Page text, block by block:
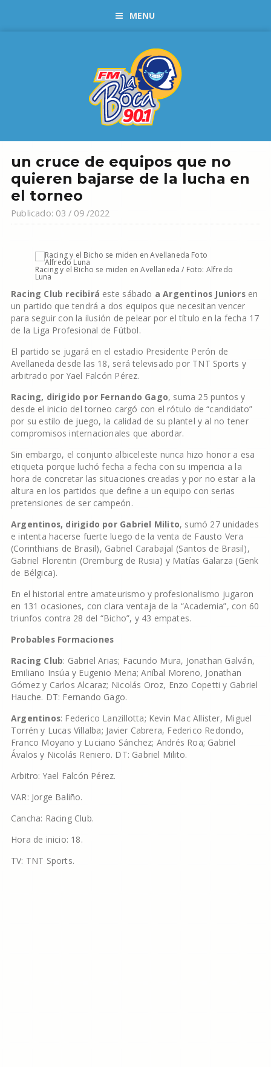
MENU
un cruce de equipos que no
quieren bajarse de la lucha en
el torneo
Publicado: 03 / 09 /2022
Racing y el Bicho se miden en Avellaneda / Foto: Alfredo
Luna
Racing Club recibirá este sábado a Argentinos Juniorsen
un partido que tendrá a dos equipos que necesitan vencer
para seguir con la ilusión de pelear por el título en la fecha 17
de la Liga Profesional de Fútbol.
El partido se jugará en el estadio Presidente Perón de
Avellaneda desde las 18, será televisado por TNT Sports y
arbitrado por Yael Falcón Pérez.
Racing, dirigido por Fernando Gago, suma 25 puntos y
desde el inicio del torneo cargó con el rótulo de “candidato”
por su estilo de juego, la calidad de su plantel y al no tener
compromisos internacionales que abordar.
Sin embargo, el conjunto albiceleste nunca hizo honor a esa
etiqueta porque luchó fecha a fecha con su impericia a la
hora de concretar las situaciones creadas y por no estar a la
altura en los partidos que define a un equipo con serias
pretensiones de ser campeón.
Argentinos, dirigido por Gabriel Milito, sumó 27 unidades
e intenta hacerse fuerte luego de la venta de Fausto Vera
(Corinthians de Brasil), Gabriel Carabajal (Santos de Brasil),
Gabriel Florentin (Oremburg de Rusia) y Matías Galarza (Genk
de Bélgica).
En el historial entre amateurismo y profesionalismo jugaron
en 131 ocasiones, con clara ventaja de la “Academia”, con 60
triunfos contra 28 del “Bicho”, y 43 empates.
Probables Formaciones
Racing Club: Gabriel Arias; Facundo Mura, Jonathan Galván,
Emiliano Insúa y Eugenio Mena; Aníbal Moreno, Jonathan
Gómez y Carlos Alcaraz; Nicolás Oroz, Enzo Copetti y Gabriel
Hauche. DT: Fernando Gago.
Argentinos: Federico Lanzillotta; Kevin Mac Allister, Miguel
Torrén y Lucas Villalba; Javier Cabrera, Federico Redondo,
Franco Moyano y Luciano Sánchez; Andrés Roa; Gabriel
Ávalos y Nicolás Reniero. DT: Gabriel Milito.
Arbitro: Yael Falcón Pérez.
VAR: Jorge Baliño.
Cancha: Racing Club.
Hora de inicio: 18.
TV: TNT Sports.